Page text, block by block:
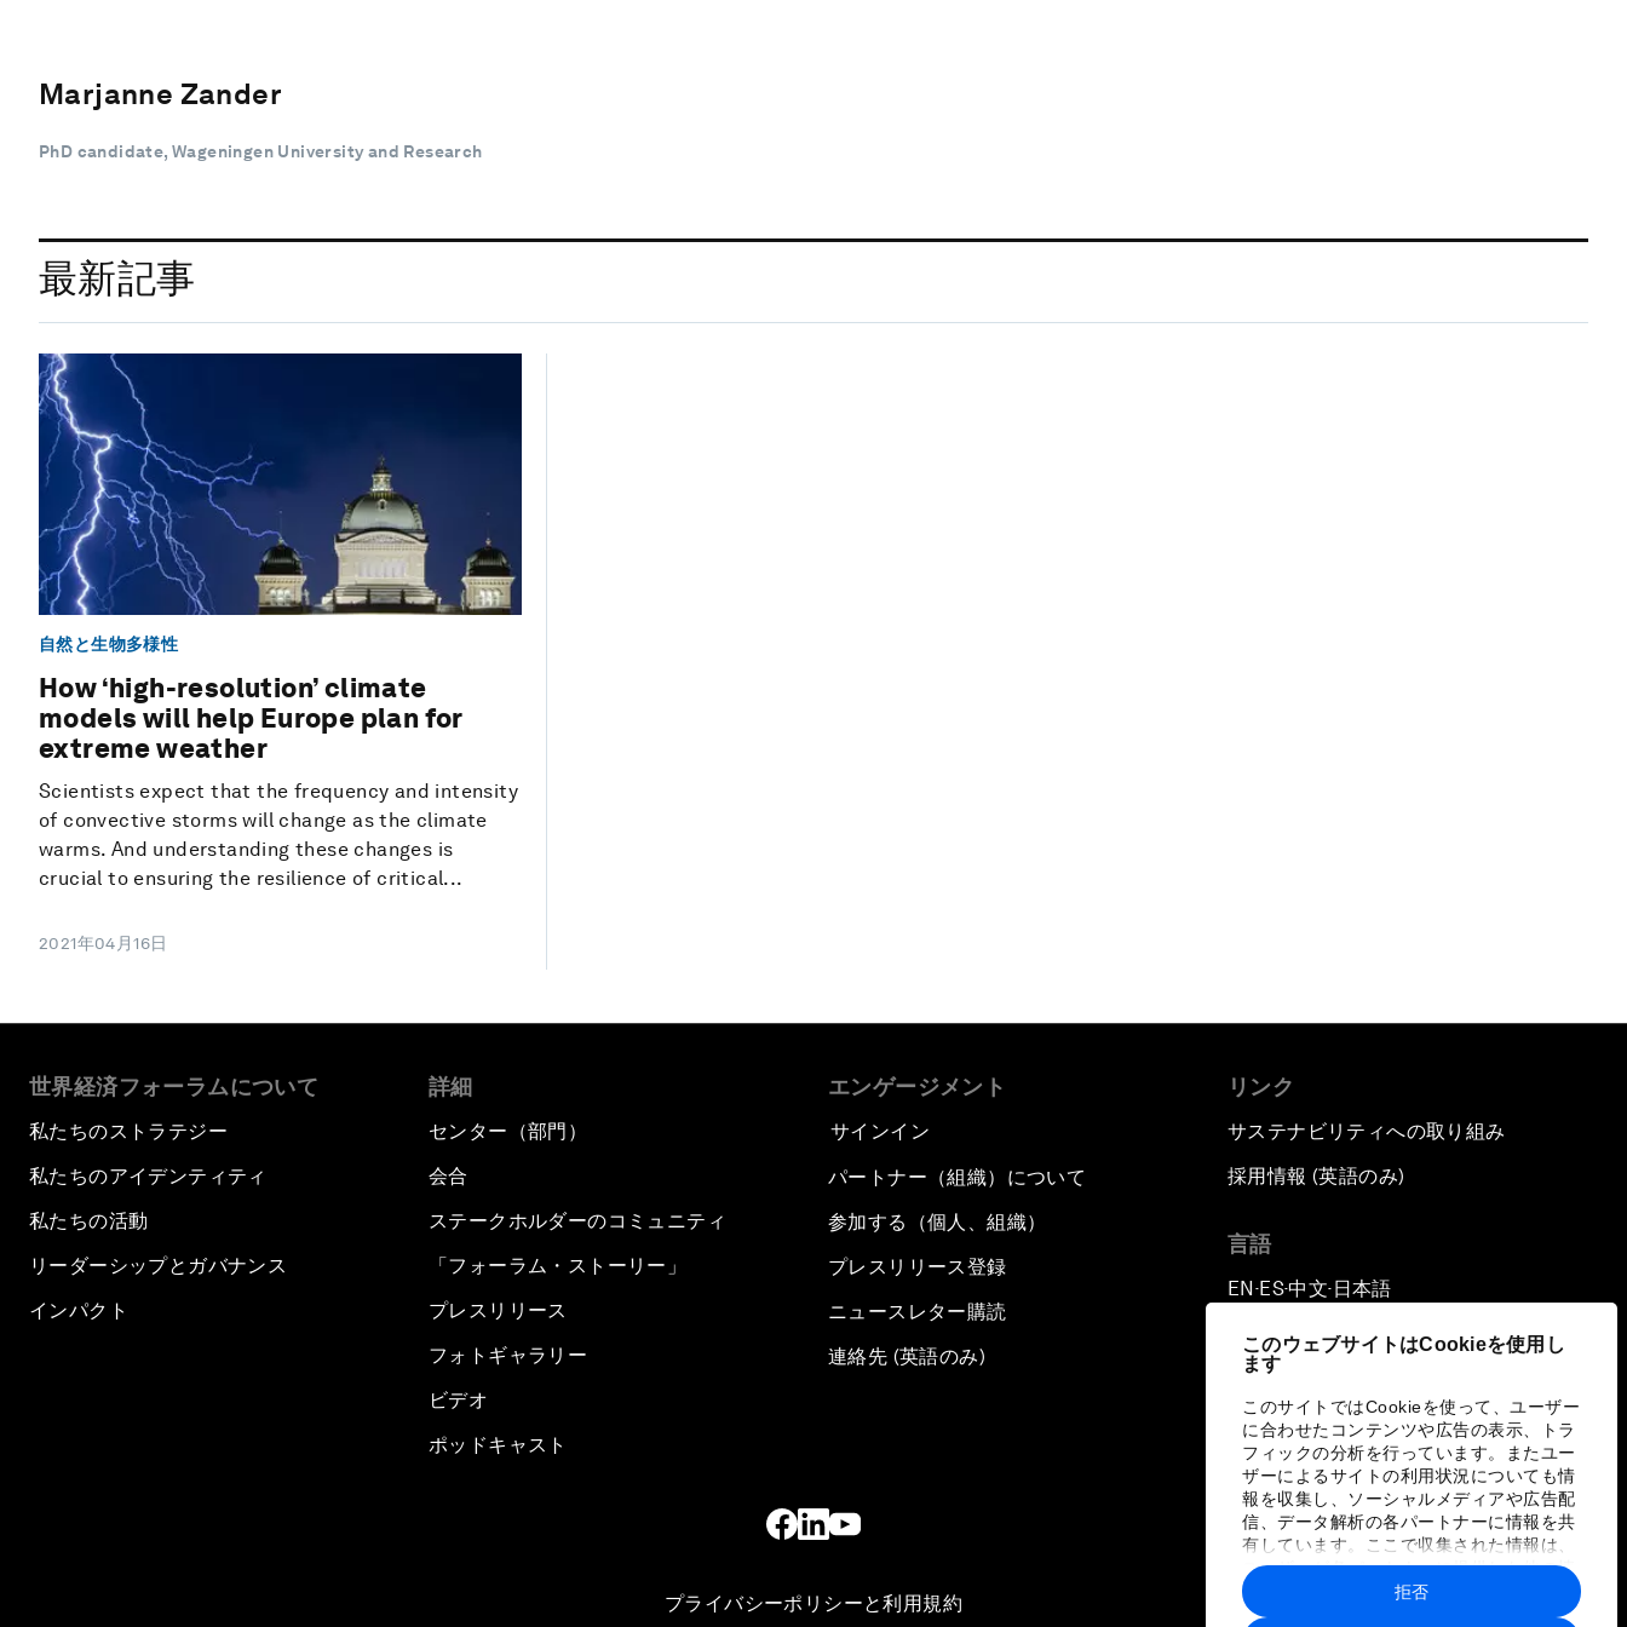
このウェブサイトはCookieを使用し
ます
このサイトではCookieを使って、ユーザー
に合わせたコンテンツや広告の表示、トラ
フィックの分析を行っています。またユー
ザーによるサイトの利用状況についても情
報を収集し、ソーシャルメディアや広告配
信、データ解析の各パートナーに情報を共
有しています。ここで収集された情報は、
ユーザーが各パートナーに提供した他の情
報や各パートナーのサービスを使用した際
に収集された情報と組み合わされ、各パー
拒否
Marjanne Zander
PhD candidate, Wageningen University and Research
最新記事
自然と生物多様性
How ‘high-resolution’ climate
models will help Europe plan for
extreme weather
Scientists expect that the frequency and intensity
of convective storms will change as the climate
warms. And understanding these changes is
crucial to ensuring the resilience of critical...
2021年04月16日
世界経済フォーラムについて
私たちのストラテジー
私たちのアイデンティティ
私たちの活動
リーダーシップとガバナンス
インパクト
詳細
センター（部門）
会合
ステークホルダーのコミュニティ
「フォーラム・ストーリー」
プレスリリース
フォトギャラリー
ビデオ
ポッドキャスト
エンゲージメント
サインイン
パートナー（組織）について
参加する（個人、組織）
プレスリリース登録
ニュースレター購読
連絡先 (英語のみ)
リンク
サステナビリティへの取り組み
採用情報 (英語のみ)
言語
EN ▪ ES▪中文▪ 日本語
プライバシーポリシーと利用規約